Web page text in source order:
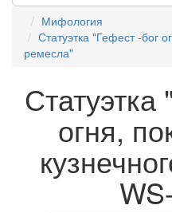
Мифология
Статуэтка "Гефест -бог
ремесла"
огня,